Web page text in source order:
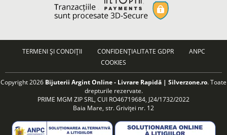
TERMENI ȘI CONDIȚII CONFIDENȚIALITATE GDPR
ANPC
COOKIES
Copyright 2026 Bijuterii Argint Online - Livrare Rapidă | Silverzone.ro. Toate
drepturile rezervate.
PRIME MGM ZIP SRL, CUI RO46719684, J24/1732/2022
Baia Mare, str. Griviței nr. 12